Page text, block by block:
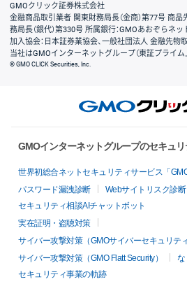
GMOクリック証券株式会社
金融商品取引業者 関東財務局長（金商）第77号 商
務局長（銀代）第330号 所属銀行：GMOあおぞらネ
加入協会：日本証券業協会、一般社団法人 金融先物
当社はGMOインターネットグループ（東証プライム
© GMO CLICK Securities, Inc.
GMOインターネットグループのセキュ
世界初総合ネットセキュリティサービス「
パスワード漏洩診断
Webサイトリスク診断
セキュリティ相談AIチャットボット
実在証明・盗聴対策
サイバー攻撃対策（GMOサイバーセキュリテ
サイバー攻撃対策（GMO Flatt Security）
な
セキュリティ事業の軌跡